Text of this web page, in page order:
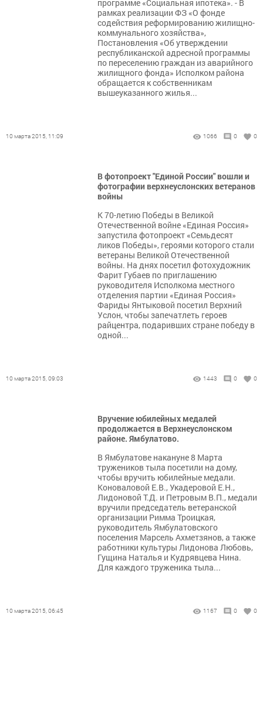
программе «Социальная ипотека». - В
рамках реализации ФЗ «О фонде
содействия реформированию жилищно-
коммунального хозяйства»,
Постановления «Об утверждении
республиканской адресной программы
по переселению граждан из аварийного
жилищного фонда» Исполком района
обращается к собственникам
вышеуказанного жилья...
10 марта 2015, 11:09 1066 0 0
В фотопроект "Единой России" вошли и
фотографии верхнеуслонских ветеранов
войны
К 70-летию Победы в Великой
Отечественной войне «Единая Россия»
запустила фотопроект «Семьдесят
ликов Победы», героями которого стали
ветераны Великой Отечественной
войны. На днях посетил фотохудожник
Фарит Губаев по приглашению
руководителя Исполкома местного
отделения партии «Единая Россия»
Фариды Янтыковой посетил Верхний
Услон, чтобы запечатлеть героев
райцентра, подаривших стране победу в
одной...
10 марта 2015, 09:03 1443 0 0
Вручение юбилейных медалей
продолжается в Верхнеуслонском
районе. Ямбулатово.
В Ямбулатове накануне 8 Марта
тружеников тыла посетили на дому,
чтобы вручить юбилейные медали.
Коноваловой Е.В., Укадеровой Е.Н.,
Лидоновой Т.Д. и Петровым В.П., медали
вручили председатель ветеранской
организации Римма Троицкая,
руководитель Ямбулатовского
поселения Марсель Ахметзянов, а также
работники культуры Лидонова Любовь,
Гущина Наталья и Кудрявцева Нина.
Для каждого труженика тыла...
10 марта 2015, 06:45 1167 0 0